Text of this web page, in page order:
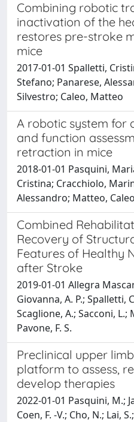
Combining robotic
inactivation of the
restores pre-stroke
mice
2017-01-01 Spalletti,
Stefano; Panarese,
Silvestro; Caleo, Matteo
A robotic system for
and function
retraction in mice
2018-01-01 Pasquini,
Cristina; Cracchiolo,
Alessandro; Matteo,
Combined
Recovery of
Features of Healthy
after Stroke
2019-01-01 Allegra
Giovanna, A. P.; Spalletti,
Scaglione, A.; Sacconi, L.;
Pavone, F. S.
Preclinical upper
platform to assess,
develop therapies
2022-01-01 Pasquini, M.;
Coen, F. -V.; Cho, N.; Lai,